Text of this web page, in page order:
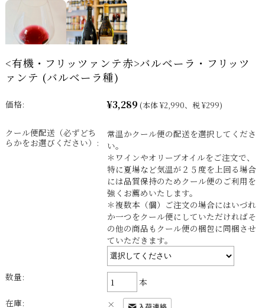
<有機・フリッツァンテ赤>バルベーラ・フリッツ
ァンテ (バルベーラ種)
価格: ¥3,289 (本体 ¥2,990、税 ¥299)
クール便配送（必ずどち
らかをお選びください）:
常温かクール便の配送を選択してくださ
い。
＊ワインやオリーブオイルをご注文で、
特に夏場など気温が２５度を上回る場合
には品質保持のためクール便のご利用を
強くお薦めいたします。
＊複数本（個）ご注文の場合にはいづれ
か一つをクール便にしていただければそ
の他の商品もクール便の梱包に同梱させ
ていただきます。
数量:
本
在庫:
×